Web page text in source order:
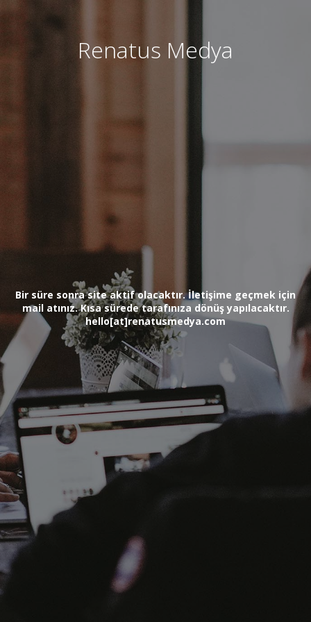
Renatus Medya
Bir süre sonra site aktif olacaktır. İletişime geçmek için
mail atınız. Kısa sürede tarafınıza dönüş yapılacaktır.
hello[at]renatusmedya.com